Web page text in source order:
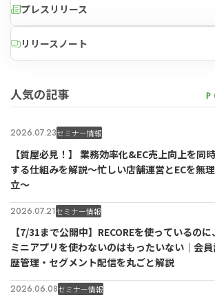
プレスリリース
リリースノート
人気の記事
2026.07.23セミナー情報
【質屋必見！】 業務効率化&EC売上向上を同
する仕組みを解説〜忙しい店舗運営とECを無
立〜
2026.07.21セミナー情報
【7/31まで公開中】RECOREを使っているのに
ミニアプリを使わないのはもったいない｜会
歴管理・セグメント配信を丸ごと解説
2026.06.08セミナー情報